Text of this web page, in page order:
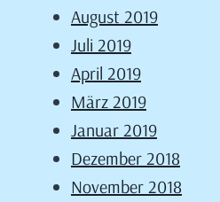
August 2019
Juli 2019
April 2019
März 2019
Januar 2019
Dezember 2018
November 2018